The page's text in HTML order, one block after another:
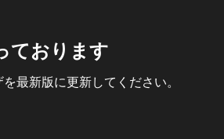
ております
最新版に更新してください。